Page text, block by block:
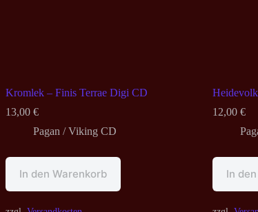
Kromlek – Finis Terrae Digi CD
13,00 €
Pagan / Viking CD
In den Warenkorb
12,00 €
In